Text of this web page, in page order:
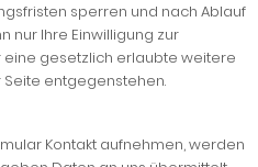
sperren und nach Ablauf
nur Ihre Einwilligung zur
gesetzlich erlaubte weitere
entgegenstehen.
Kontakt aufnehmen, werden